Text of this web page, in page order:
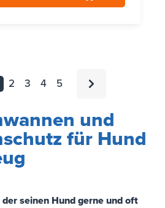
2 3 4 5
und
für Hund
seinen Hund gerne und oft